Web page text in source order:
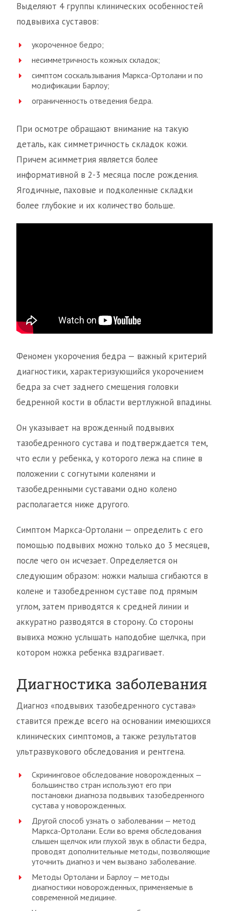
Выделяют 4 группы клинических особенностей
подвывиха суставов:
укороченное бедро;
несимметричность кожных складок;
симптом соскальзывания Маркса-Ортолани и по
модификации Барлоу;
ограниченность отведения бедра.
При осмотре обращают внимание на такую
деталь, как симметричность складок кожи.
Причем асимметрия является более
информативной в 2-3 месяца после рождения.
Ягодичные, паховые и подколенные складки
более глубокие и их количество больше.
Феномен укорочения бедра — важный критерий
диагностики, характеризующийся укорочением
бедра за счет заднего смещения головки
бедренной кости в области вертлужной впадины.
Он указывает на врожденный подвывих
тазобедренного сустава и подтверждается тем,
что если у ребенка, у которого лежа на спине в
положении с согнутыми коленями и
тазобедренными суставами одно колено
располагается ниже другого.
Симптом Маркса-Ортолани — определить с его
помощью подвывих можно только до 3 месяцев,
после чего он исчезает. Определяется он
следующим образом: ножки малыша сгибаются в
колене и тазобедренном суставе под прямым
углом, затем приводятся к средней линии и
аккуратно разводятся в сторону. Со стороны
вывиха можно услышать наподобие щелчка, при
котором ножка ребенка вздрагивает.
Диагностика заболевания
Диагноз «подвывих тазобедренного сустава»
ставится прежде всего на основании имеющихся
клинических симптомов, а также результатов
ультразвукового обследования и рентгена.
Скрининговое обследование новорожденных —
большинство стран используют его при
постановки диагноза подвывих тазобедренного
сустава у новорожденных.
Другой способ узнать о заболевании — метод
Маркса-Ортолани. Если во время обследования
слышен щелчок или глухой звук в области бедра,
проводят дополнительные методы, позволяющие
уточнить диагноз и чем вызвано заболевание.
Методы Ортолани и Барлоу — методы
диагностики новорожденных, применяемые в
современной медицине.